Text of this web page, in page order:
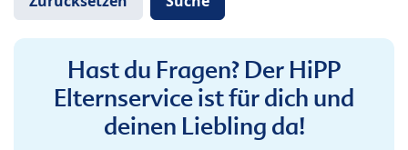
Hast du Fragen? Der HiPP
Elternservice ist für dich und
deinen Liebling da!